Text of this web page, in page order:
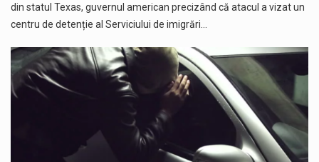
din statul Texas, guvernul american precizând că atacul a vizat un
centru de detenție al Serviciului de imigrări…